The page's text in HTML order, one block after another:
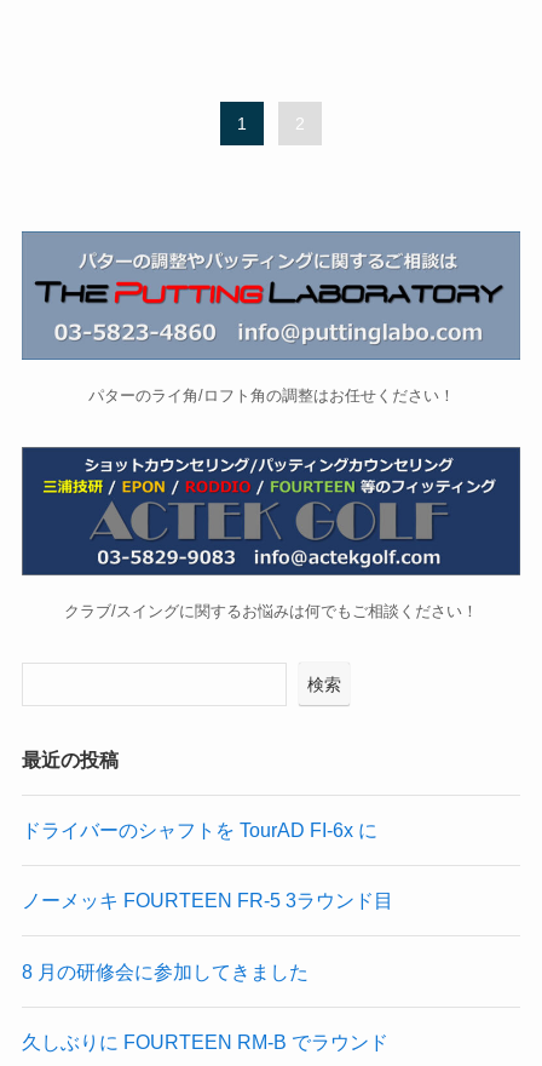
1 2
パターのライ角/ロフト角の調整はお任せください！
クラブ/スイングに関するお悩みは何でもご相談ください！
検索
最近の投稿
ドライバーのシャフトを TourAD FI-6x に
ノーメッキ FOURTEEN FR-5 3ラウンド目
8 月の研修会に参加してきました
久しぶりに FOURTEEN RM-B でラウンド